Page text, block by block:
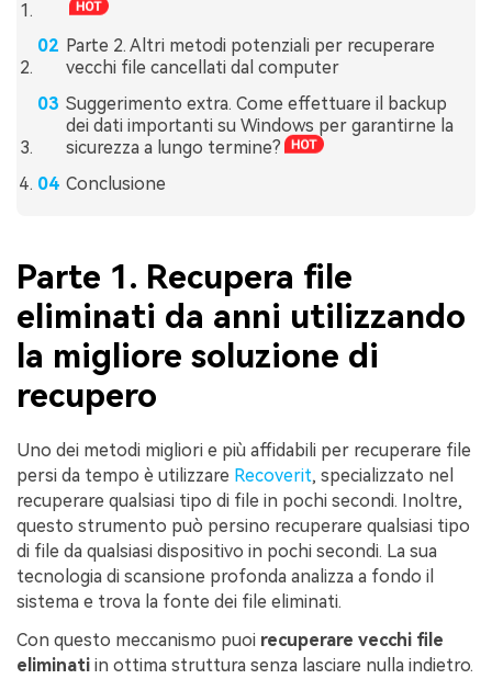
Parte 2. Altri metodi potenziali per recuperare
vecchi file cancellati dal computer
Suggerimento extra. Come effettuare il backup
dei dati importanti su Windows per garantirne la
sicurezza a lungo termine?
Conclusione
Parte 1. Recupera file
eliminati da anni utilizzando
la migliore soluzione di
recupero
Uno dei metodi migliori e più affidabili per recuperare file
persi da tempo è utilizzare Recoverit, specializzato nel
recuperare qualsiasi tipo di file in pochi secondi. Inoltre,
questo strumento può persino recuperare qualsiasi tipo
di file da qualsiasi dispositivo in pochi secondi. La sua
tecnologia di scansione profonda analizza a fondo il
sistema e trova la fonte dei file eliminati.
Con questo meccanismo puoi recuperare vecchi file
eliminati in ottima struttura senza lasciare nulla indietro.